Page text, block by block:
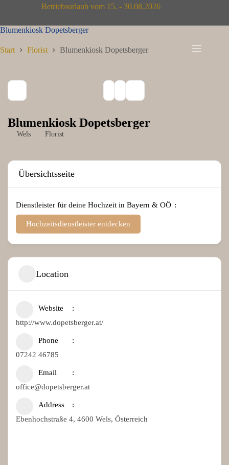
Betriebsurlaub vom 15. - 30.08.2026
Blumenkiosk Dopetsberger
Start Florist Blumenkiosk Dopetsberger
Blumenkiosk Dopetsberger
Wels Florist
Übersichtsseite
Dienstleister für deine Hochzeit in Bayern & OÖ
Hochzeitsdienstleister entdecken
Location
Website
http://www.dopetsberger.at/
Phone
07242 46785
Email
office@dopetsberger.at
Address
Ebenhochstraße 4, 4600 Wels, Österreich